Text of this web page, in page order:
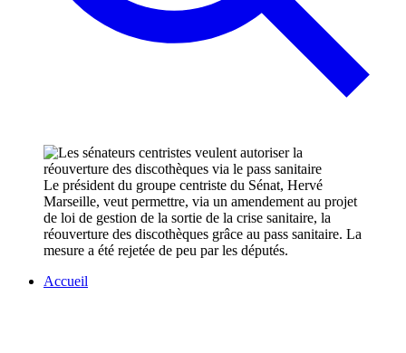
Le président du groupe centriste du Sénat, Hervé
Marseille, veut permettre, via un amendement au projet
de loi de gestion de la sortie de la crise sanitaire, la
réouverture des discothèques grâce au pass sanitaire. La
mesure a été rejetée de peu par les députés.
Accueil